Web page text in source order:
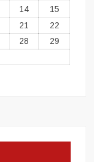
14
15
21
22
28
29